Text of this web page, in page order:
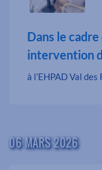
Dans le
intervention
à l’EHPAD Val
06 MARS 2026